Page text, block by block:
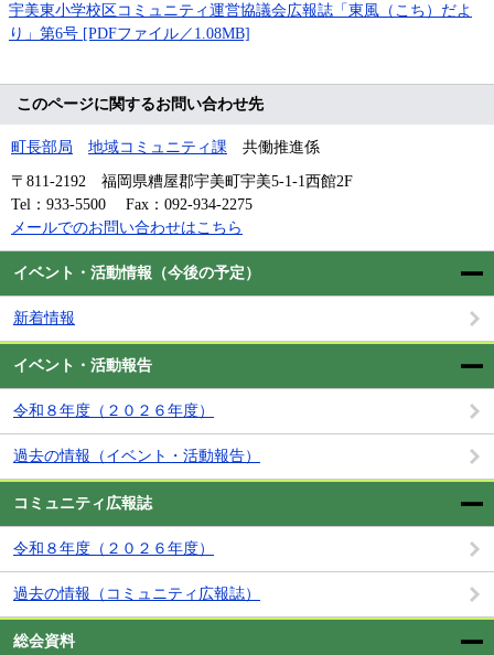
イベント・活動情報（今後の予定）
新着情報
イベント・活動報告
令和８年度（２０２６年度）
過去の情報（イベント・活動報告）
コミュニティ広報誌
令和８年度（２０２６年度）
過去の情報（コミュニティ広報誌）
総会資料
宇美東小学校区コミュニティ運営協議会広報誌「東風（こち）だよ
り」第6号 [PDFファイル／1.08MB]
このページに関するお問い合わせ先
町長部局 地域コミュニティ課 共働推進係
〒811-2192
福岡県糟屋郡宇美町宇美5-1-1西館2F
Tel：933-5500
Fax：092-934-2275
メールでのお問い合わせはこちら